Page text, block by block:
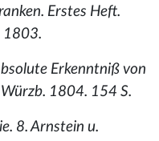
Erstes Heft.
1803.
Erkenntniß von
1804. 154 S.
8. Arnstein u.